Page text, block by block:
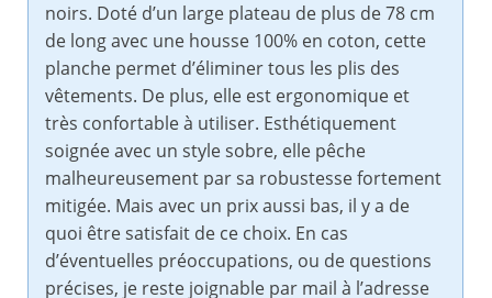
noirs. Doté d’un large plateau de plus de 78 cm
de long avec une housse 100% en coton, cette
planche permet d’éliminer tous les plis des
vêtements. De plus, elle est ergonomique et
très confortable à utiliser. Esthétiquement
soignée avec un style sobre, elle pêche
malheureusement par sa robustesse fortement
mitigée. Mais avec un prix aussi bas, il y a de
quoi être satisfait de ce choix. En cas
d’éventuelles préoccupations, ou de questions
précises, je reste joignable par mail à l’adresse